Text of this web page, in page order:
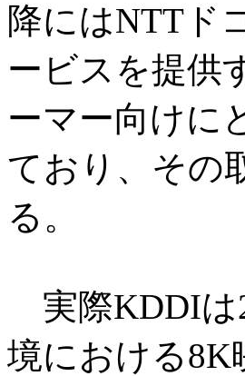
降にはNTTド
ービスを提供
ーマー向けに
ており、その
る。
実際KDDIは
境における8K